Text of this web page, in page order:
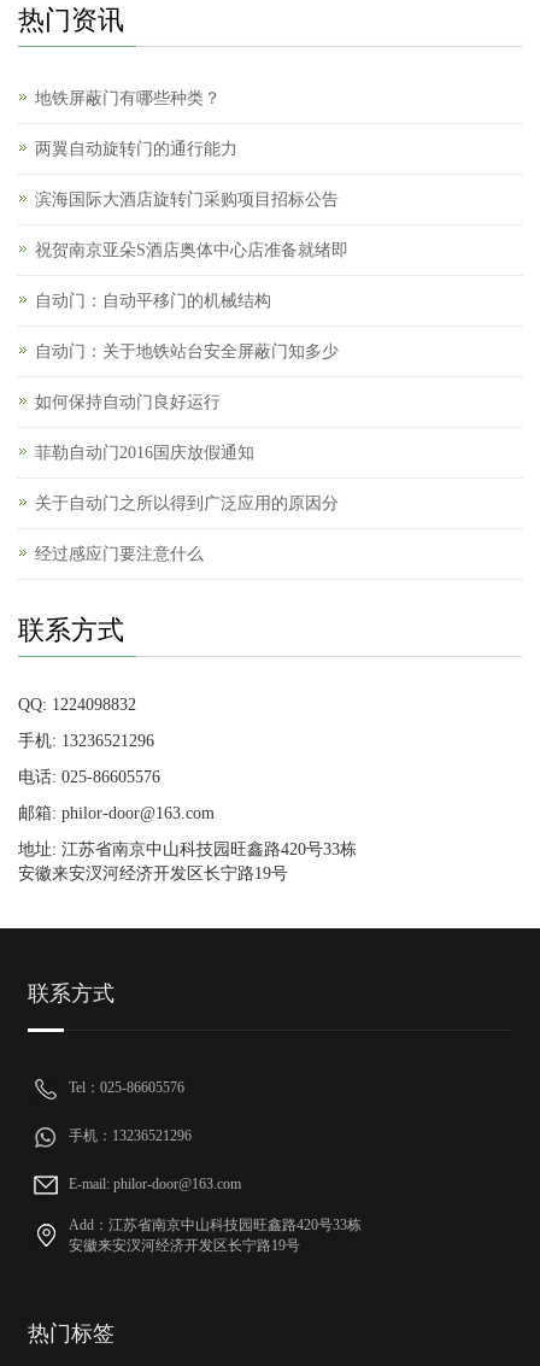
热门资讯
地铁屏蔽门有哪些种类？
两翼自动旋转门的通行能力
滨海国际大酒店旋转门采购项目招标公告
祝贺南京亚朵S酒店奥体中心店准备就绪即
自动门：自动平移门的机械结构
自动门：关于地铁站台安全屏蔽门知多少
如何保持自动门良好运行
菲勒自动门2016国庆放假通知
关于自动门之所以得到广泛应用的原因分
经过感应门要注意什么
联系方式
QQ: 1224098832
手机: 13236521296
电话: 025-86605576
邮箱: philor-door@163.com
地址: 江苏省南京中山科技园旺鑫路420号33栋
安徽来安汊河经济开发区长宁路19号
联系方式
Tel：025-86605576
手机：13236521296
E-mail: philor-door@163.com
Add：江苏省南京中山科技园旺鑫路420号33栋
安徽来安汊河经济开发区长宁路19号
热门标签